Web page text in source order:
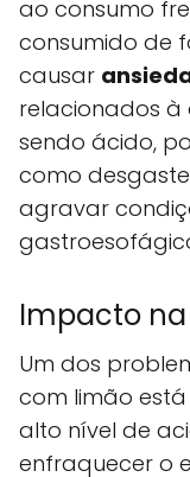
ao consumo
consumido de
causar
relacionados à
sendo ácido,
como
agravar
Impacto
Um dos
com limão
alto nível de
enfraquecer o